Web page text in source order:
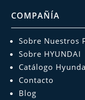
COMPAÑÍA
Sobre Nuestros
Sobre HYUNDAI
Catálogo
Contacto
Blog